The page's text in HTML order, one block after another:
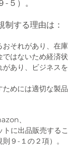
５）。
制する理由は：
それがあり、在庫
はないため経済状
あり、ビジネスを
めには適切な製品
、
に出品販売するこ
９-１の２項）。